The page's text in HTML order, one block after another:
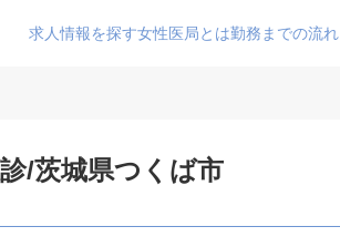
求人情報を探す女性医局とは勤務までの流れ
/茨城県つくば市